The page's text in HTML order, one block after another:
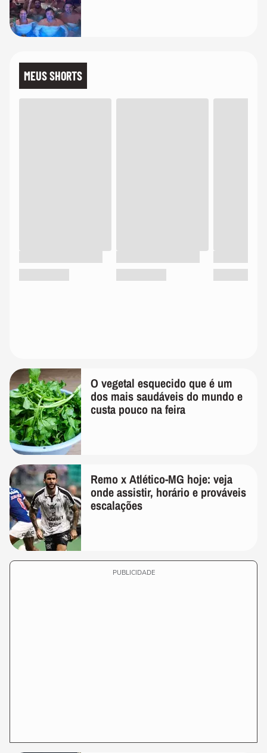
MEUS SHORTS
O vegetal esquecido que é um
dos mais saudáveis do mundo e
custa pouco na feira
Remo x Atlético-MG hoje: veja
onde assistir, horário e prováveis
escalações
PUBLICIDADE